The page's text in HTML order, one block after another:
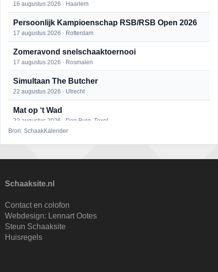
16 augustus 2026 · Haarlem
Persoonlijk Kampioenschap RSB/RSB Open 2026
17 augustus 2026 · Rotterdam
Zomeravond snelschaaktoernooi
17 augustus 2026 · Rosmalen
Simultaan The Butcher
22 augustus 2026 · Utrecht
Mat op ‘t Wad
22 augustus 2026 · Den Burg, Texel
23 augustus 2026 · Utrecht
25 augustus 2026 · Bunschoten-Spakenburg
KC Open
28 augustus 2026 · Haarlem
Bron: SchaakKalender
Schaaksite.nl
Contact en colofon
Webdesign: Lennart Ootes
Steun Schaaksite
Huisregels